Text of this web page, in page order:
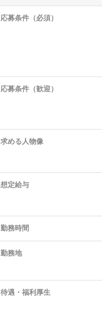
応募条件（必須）
応募条件（歓迎）
求める人物像
想定給与
勤務時間
勤務地
待遇・福利厚生